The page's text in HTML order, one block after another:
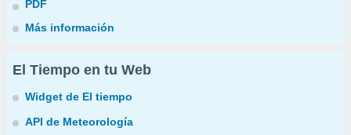
PDF
Más información
El Tiempo en tu Web
Widget de El tiempo
API de Meteorología